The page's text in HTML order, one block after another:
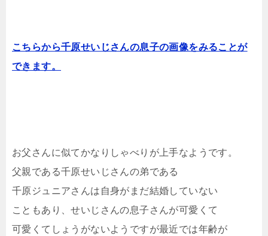
こちらから千原せいじさんの息子の画像をみることが
できます。
お父さんに似てかなりしゃべりが上手なようです。
父親である千原せいじさんの弟である
千原ジュニアさんは自身がまだ結婚していない
こともあり、せいじさんの息子さんが可愛くて
可愛くてしょうがないようですが最近では年齢が